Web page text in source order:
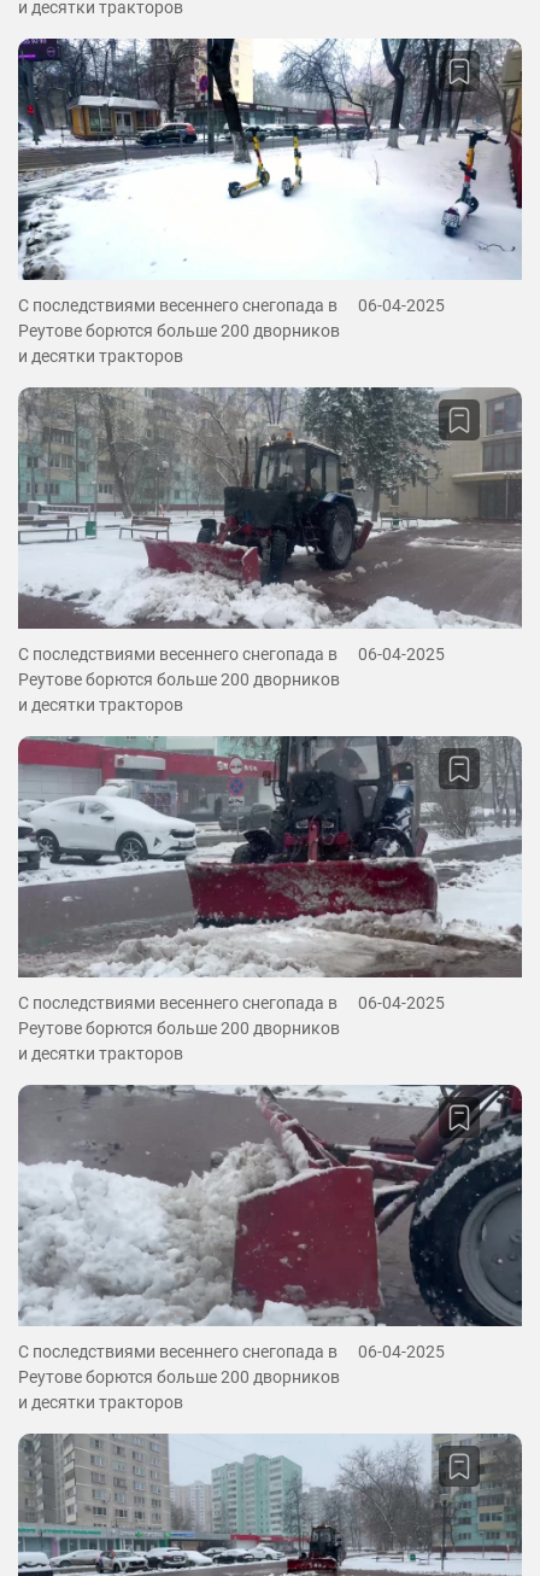
и десятки тракторов
С последствиями весеннего снегопада в
Реутове борются больше 200 дворников
и десятки тракторов
06-04-2025
С последствиями весеннего снегопада в
Реутове борются больше 200 дворников
и десятки тракторов
06-04-2025
С последствиями весеннего снегопада в
Реутове борются больше 200 дворников
и десятки тракторов
06-04-2025
С последствиями весеннего снегопада в
Реутове борются больше 200 дворников
и десятки тракторов
06-04-2025